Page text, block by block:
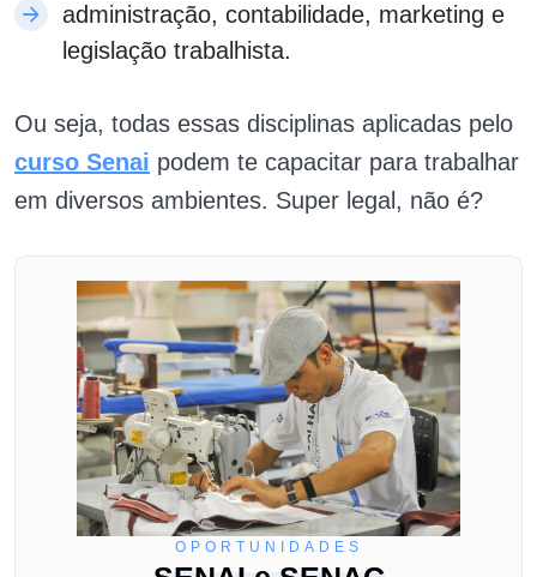
administração, contabilidade, marketing e
legislação trabalhista.
Ou seja, todas essas disciplinas aplicadas pelo
curso Senai podem te capacitar para trabalhar
em diversos ambientes. Super legal, não é?
OPORTUNIDADES